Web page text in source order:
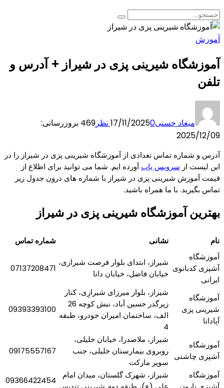
آموزش
آموزشگاه شیرینی پزی در شیراز + آدرس و
تلفن
میعاد حسنی 17/11/20250 نظر 469 بروزرسانی:
2025/12/09
آدرس و شماره تماس تعدادی از آموزشگاه شیرینی پزی در شیراز را در
این لیست از سرویس یابآورده ایم. شما می توانید برای اطلاع از
قیمت آموزش شیرینی پزی در شیراز با شماره های درون جدول زیر
تماس بگیرید. با ما همراه باشید.
بهترین آموزشگاه شیرینی پزی در شیراز
نام نشانی
شماره تماس
آموزشگاه
آشپزی کدبانوی
ایرانی
شیراز، ابتدای بلوار فرصت شیرازی،
خیابان فاضل، خیابان دانا
07137208471
آموزشگاه
شیرینی پزی
آپادانا
شیراز، بلوار میرزای شیرازِی، کنار
زیرگذر حسین آباد، نبش کوچه 26
الف، ساختمان امیران خودرو، طبقه
4
09393393100
آموزشگاه
آشپزی چاشنی
شیراز، ملاصدرا، خیابان خلیلی،
روبروی بیمارستان خلیلی، جنب
سوپر مارکت
09175557167
آموزشگاه
شیراز، شهرک گلستان، میدان امام
09366422454